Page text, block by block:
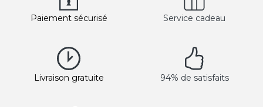
Paiement sécurisé Service cadeau
Livraison gratuite 94% de satisfaits